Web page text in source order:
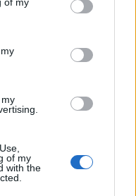
of my
with the
εισβολή,